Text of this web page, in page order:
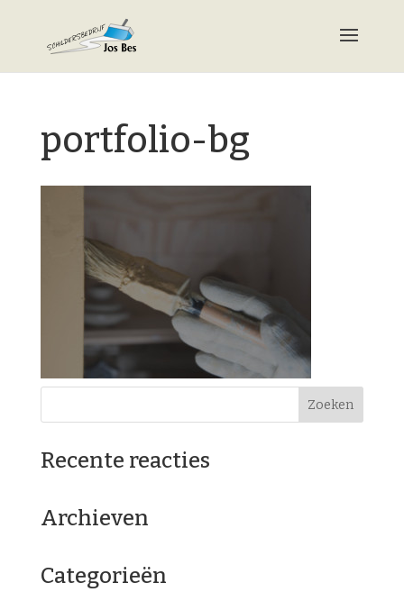
portfolio-bg
Recente reacties
Archieven
Categorieën